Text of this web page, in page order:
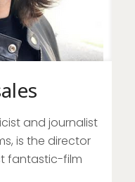
and journalist
is the director
fantastic-film